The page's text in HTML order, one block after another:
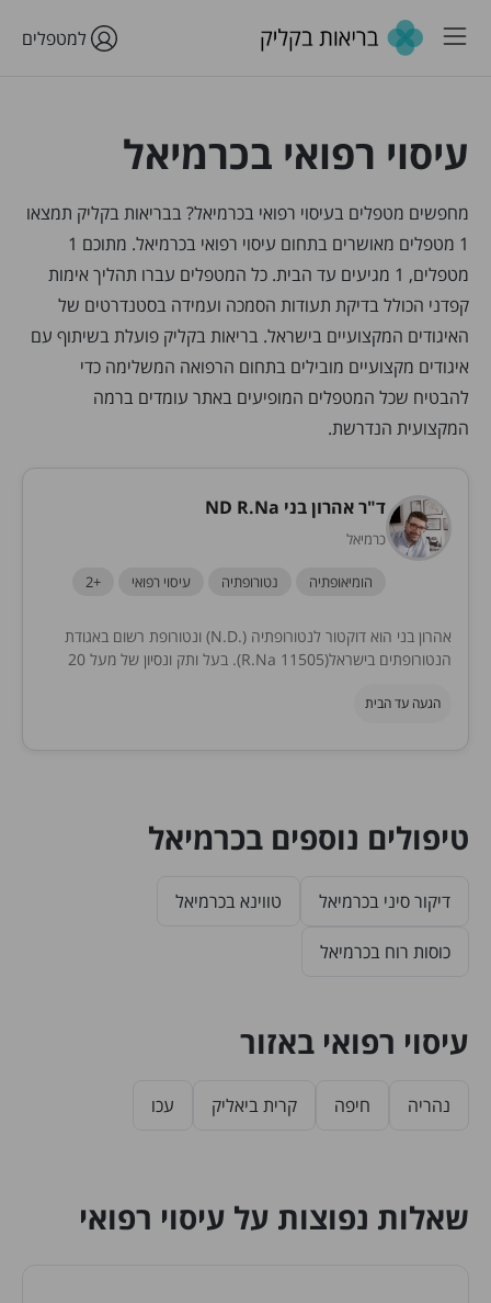
למטפלים
עיסוי רפואי בכרמיאל
מחפשים מטפלים בעיסוי רפואי בכרמיאל? בבריאות בקליק תמצאו
1 מטפלים מאושרים בתחום עיסוי רפואי בכרמיאל. מתוכם 1
מטפלים, 1 מגיעים עד הבית. כל המטפלים עברו תהליך אימות
קפדני הכולל בדיקת תעודות הסמכה ועמידה בסטנדרטים של
האיגודים המקצועיים בישראל. בריאות בקליק פועלת בשיתוף עם
איגודים מקצועיים מובילים בתחום הרפואה המשלימה כדי
להבטיח שכל המטפלים המופיעים באתר עומדים ברמה
המקצועית הנדרשת.
ד"ר אהרון בני ND R.Na
כרמיאל
הומיאופתיה נטורופתיה עיסוי רפואי +2
אהרון בני הוא דוקטור לנטורופתיה (.N.D) ונטורופת רשום באגודת
הנטורופתים בישראל(R.Na 11505). בעל ותק ונסיון של מעל 20
הגעה עד הבית
טיפולים נוספים בכרמיאל
דיקור סיני בכרמיאל טווינא בכרמיאל
כוסות רוח בכרמיאל
עיסוי רפואי באזור
נהריה חיפה קרית ביאליק עכו
שאלות נפוצות על עיסוי רפואי